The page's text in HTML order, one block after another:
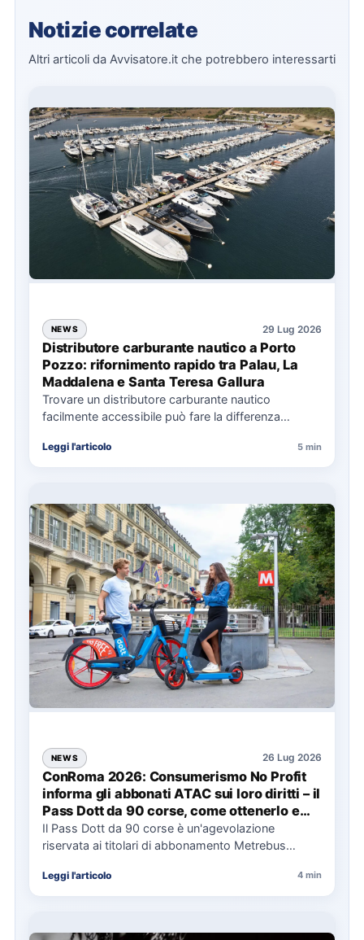
Notizie correlate
Altri articoli da Avvisatore.it che potrebbero interessarti
NEWS 29 Lug 2026
Distributore carburante nautico a Porto
Pozzo: rifornimento rapido tra Palau, La
Maddalena e Santa Teresa Gallura
Trovare un distributore carburante nautico
facilmente accessibile può fare la differenza
soprattutto…
Leggi l'articolo 5 min
NEWS 26 Lug 2026
ConRoma 2026: Consumerismo No Profit
informa gli abbonati ATAC sui loro diritti – il
Pass Dott da 90 corse, come ottenerlo e
cosa spetta in caso di disservizi
Il Pass Dott da 90 corse è un'agevolazione
riservata ai titolari di abbonamento Metrebus
Leggi l'articolo 4 min